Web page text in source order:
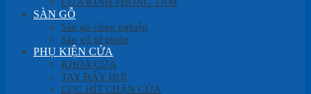
SÀN GỖ
Sàn gỗ công nghiệp
Sàn gỗ tự nhiên
PHỤ KIỆN CỬA
KHÓA CỬA
TAY ĐẨY HƠI
CỤC HÍT CHẶN CỬA